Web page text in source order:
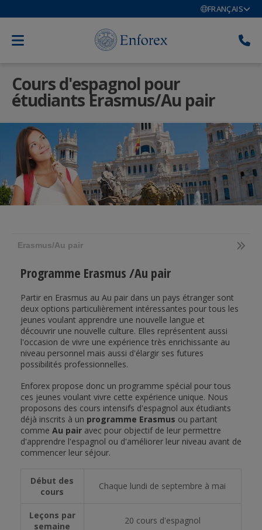
FRANÇAIS
Cours d'espagnol pour
étudiants Erasmus/Au pair
Erasmus/Au pair
Programme Erasmus /Au pair
Partir en Erasmus au Au pair dans un pays étranger sont
deux options particulièrement intéressantes pour tous les
jeunes voulant apprendre une nouvelle langue et
découvrir une nouvelle culture. Elles représentent aussi
l'occasion de vivre une expérience très enrichissante au
niveau personnel mais aussi d'élargir ses futures
possibilités professionnelles.
Enforex propose donc un programme spécial pour tous
ces jeunes voulant vivre cette expérience unique. Nous
proposons des cours intensifs d'espagnol aux étudiants
déjà inscrits à un programme Erasmus ou partant
comme Au pairavec pour objectif de leur permettre
d'apprendre l'espagnol ou d'améliorer leur niveau avant de
commencer leur séjour.
Début des
cours
Chaque lundi de septembre à mai
Leçons par
semaine
20 cours d'espagnol